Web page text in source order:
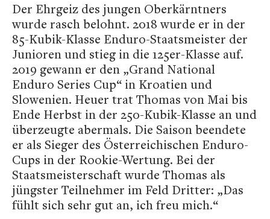
Der Ehrgeiz des jungen Oberkärntners
wurde rasch belohnt. 2018 wurde er in der
85-Kubik-Klasse Enduro-Staatsmeister der
Junioren und stieg in die 125er-Klasse auf.
2019 gewann er den „Grand National
Enduro Series Cup“ in Kroatien und
Slowenien. Heuer trat Thomas von Mai bis
Ende Herbst in der 250-Kubik-Klasse an und
überzeugte abermals. Die Saison beendete
er als Sieger des Österreichischen Enduro-
Cups in der Rookie-Wertung. Bei der
Staatsmeisterschaft wurde Thomas als
jüngster Teilnehmer im Feld Dritter: „Das
fühlt sich sehr gut an, ich freu mich.“